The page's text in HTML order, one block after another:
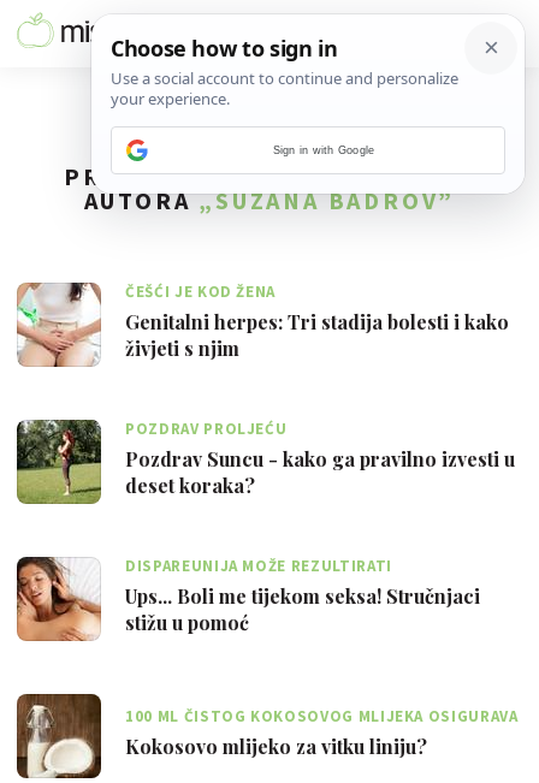
PRONAĐENO90REZULTATA ZA
AUTORA„SUZANA BADROV”
ČEŠĆI JE KOD ŽENA
Genitalni herpes: Tri stadija bolesti i kako
živjeti s njim
POZDRAV PROLJEĆU
Pozdrav Suncu - kako ga pravilno izvesti u
deset koraka?
DISPAREUNIJA MOŽE REZULTIRATI
PRORJEĐIVANJEM ILI PRESTANKOM SEKSUALNIH
ODNOSA
Ups... Boli me tijekom seksa! Stručnjaci
stižu u pomoć
100 ML ČISTOG KOKOSOVOG MLIJEKA OSIGURAVA
OKO 230 KCAL
Kokosovo mlijeko za vitku liniju?
Sign in with Google